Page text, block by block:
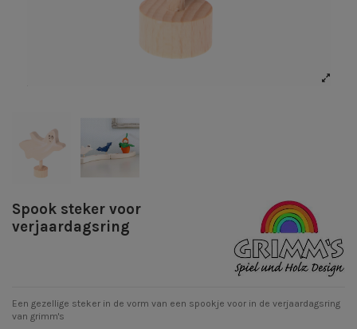
Spook steker voor
verjaardagsring
Een gezellige steker in de vorm van een spookje voor in de verjaardagsring
van grimm's